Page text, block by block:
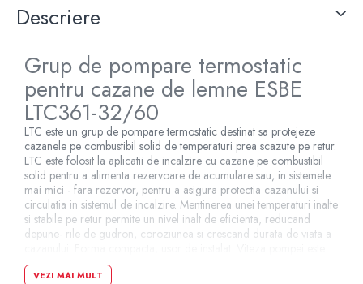
Descriere
Grup de pompare termostatic
pentru cazane de lemne ESBE
LTC361-32/60
LTC este un grup de pompare termostatic destinat sa protejeze
cazanele pe combustibil solid de temperaturi prea scazute pe retur.
LTC este folosit la aplicatii de incalzire cu cazane pe combustibil
solid pentru a alimenta rezervoare de acumulare sau, in sistemele
mai mici - fara rezervor, pentru a asigura protectia cazanului si
circulatia in sistemul de incalzire. Mentinerea unei temperaturi inalte
si stabile pe retur permite un nivel inalt de eficienta, reducand
depune- rile de gudron, coroziunea si crescand durata de viata a
ajustabila pentru a permite adaptarea la specificul instalatiei.
VEZI MAI MULT